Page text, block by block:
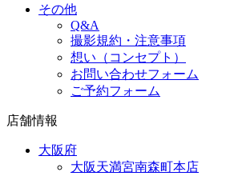
その他
Q&A
撮影規約・注意事項
想い（コンセプト）
お問い合わせフォーム
ご予約フォーム
店舗情報
大阪府
大阪天満宮南森町本店